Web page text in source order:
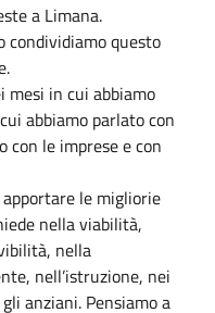
a Limana.
condividiamo questo
mesi in cui abbiamo
abbiamo parlato con
con le imprese e con
le migliorie
nella viabilità,
nella
nell’istruzione, nei
anziani. Pensiamo a